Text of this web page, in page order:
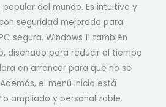
del mundo. Es intuitivo y
seguridad mejorada para
segura. Windows 11 también
diseñado para reducir el tiempo
en arrancar para que no se
el menú Inicio está
ampliado y personalizable.